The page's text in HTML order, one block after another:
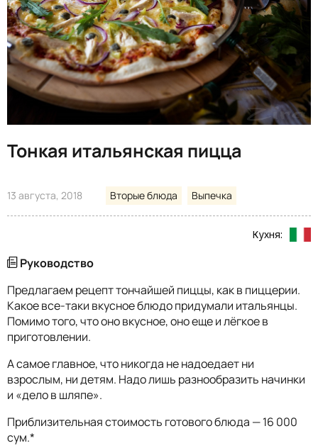
Тонкая итальянская пицца
13 августа, 2018 Вторые блюда Выпечка
Кухня:
Руководство
Предлагаем рецепт тончайшей пиццы, как в пиццерии.
Какое все-таки вкусное блюдо придумали итальянцы.
Помимо того, что оно вкусное, оно еще и лёгкое в
приготовлении.
А самое главное, что никогда не надоедает ни
взрослым, ни детям. Надо лишь разнообразить начинки
и «дело в шляпе».
Приблизительная стоимость готового блюда — 16 000
сум.*